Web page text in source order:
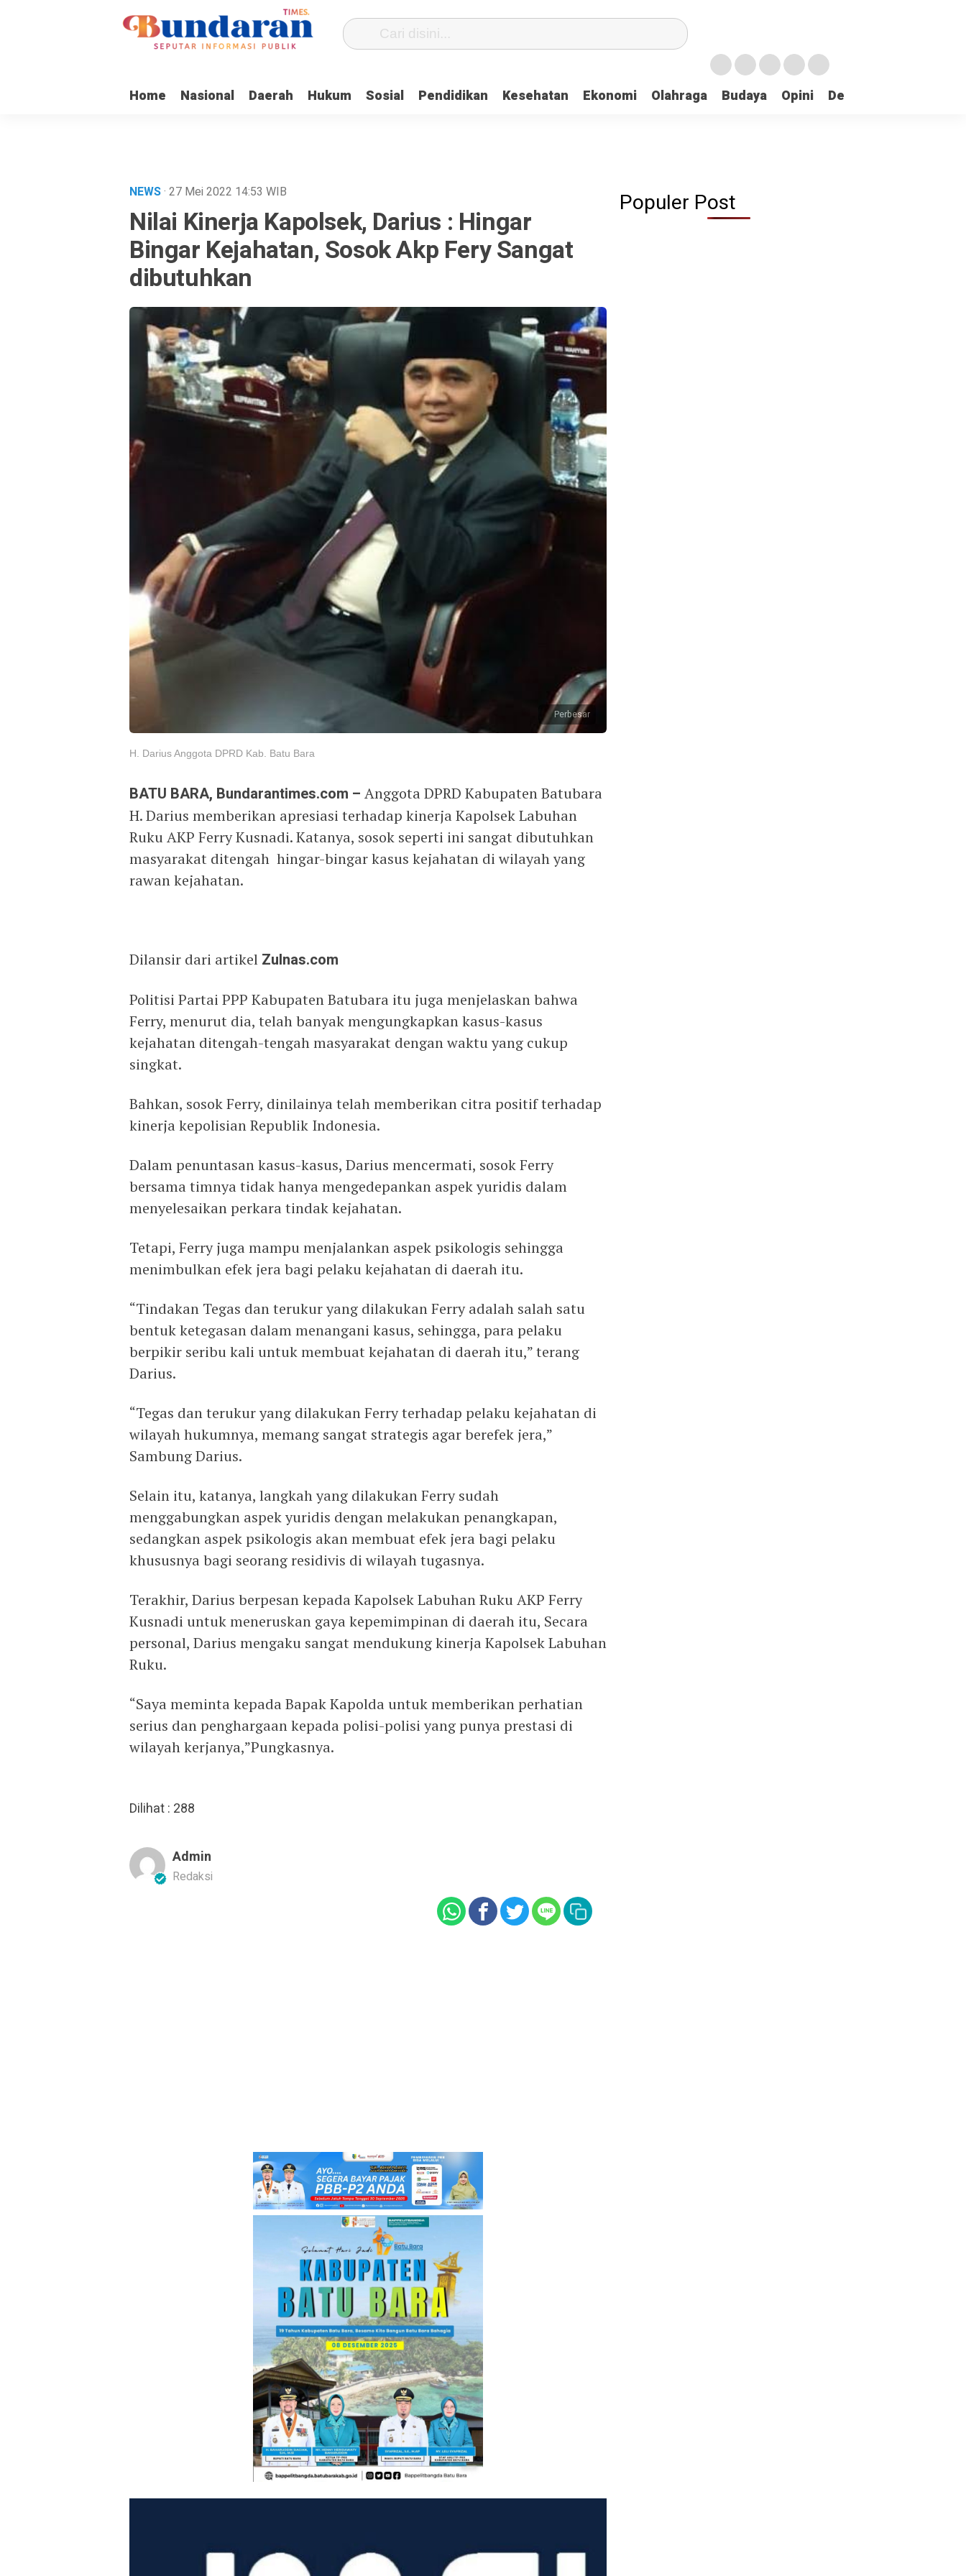
Home Nasional Daerah Hukum Sosial Pendidikan Kesehatan Ekonomi Olahraga Budaya Opini Demokrasi
NEWS· 27 Mei 2022 14:53 WIB
Nilai Kinerja Kapolsek, Darius : Hingar
Bingar Kejahatan, Sosok Akp Fery Sangat
dibutuhkan
Perbesar
H. Darius Anggota DPRD Kab. Batu Bara
BATU BARA, Bundarantimes.com – Anggota DPRD Kabupaten Batubara
H. Darius memberikan apresiasi terhadap kinerja Kapolsek Labuhan
Ruku AKP Ferry Kusnadi. Katanya, sosok seperti ini sangat dibutuhkan
masyarakat ditengah hingar-bingar kasus kejahatan di wilayah yang
rawan kejahatan.
Dilansir dari artikel Zulnas.com
Politisi Partai PPP Kabupaten Batubara itu juga menjelaskan bahwa
Ferry, menurut dia, telah banyak mengungkapkan kasus-kasus
kejahatan ditengah-tengah masyarakat dengan waktu yang cukup
singkat.
Bahkan, sosok Ferry, dinilainya telah memberikan citra positif terhadap
kinerja kepolisian Republik Indonesia.
Dalam penuntasan kasus-kasus, Darius mencermati, sosok Ferry
bersama timnya tidak hanya mengedepankan aspek yuridis dalam
menyelesaikan perkara tindak kejahatan.
Tetapi, Ferry juga mampu menjalankan aspek psikologis sehingga
menimbulkan efek jera bagi pelaku kejahatan di daerah itu.
“Tindakan Tegas dan terukur yang dilakukan Ferry adalah salah satu
bentuk ketegasan dalam menangani kasus, sehingga, para pelaku
berpikir seribu kali untuk membuat kejahatan di daerah itu,” terang
Darius.
“Tegas dan terukur yang dilakukan Ferry terhadap pelaku kejahatan di
wilayah hukumnya, memang sangat strategis agar berefek jera,”
Sambung Darius.
Selain itu, katanya, langkah yang dilakukan Ferry sudah
menggabungkan aspek yuridis dengan melakukan penangkapan,
sedangkan aspek psikologis akan membuat efek jera bagi pelaku
khususnya bagi seorang residivis di wilayah tugasnya.
Terakhir, Darius berpesan kepada Kapolsek Labuhan Ruku AKP Ferry
Kusnadi untuk meneruskan gaya kepemimpinan di daerah itu, Secara
personal, Darius mengaku sangat mendukung kinerja Kapolsek Labuhan
Ruku.
“Saya meminta kepada Bapak Kapolda untuk memberikan perhatian
serius dan penghargaan kepada polisi-polisi yang punya prestasi di
wilayah kerjanya,”Pungkasnya.
Dilihat : 288
Admin
Redaksi
Populer Post